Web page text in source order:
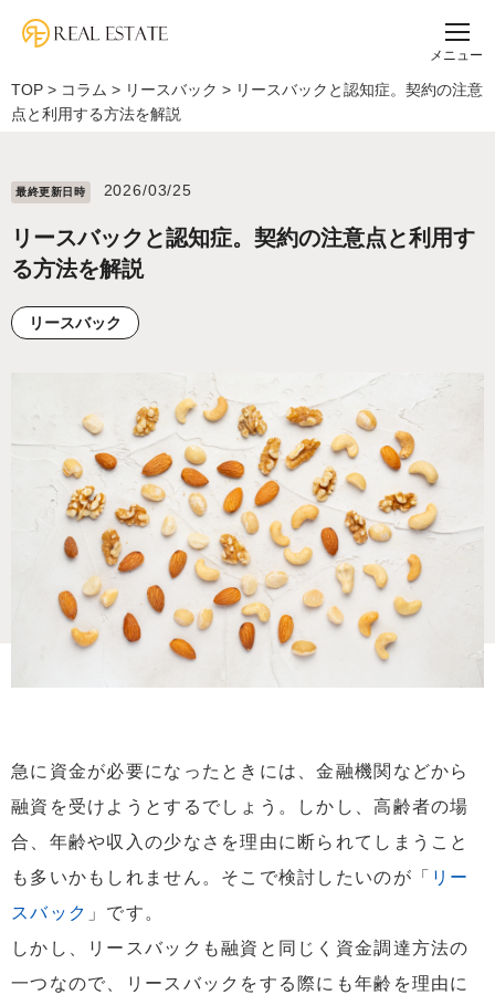
メニュー
TOP > コラム > リースバック > リースバックと認知症。契約の注意
点と利用する方法を解説
最終更新⽇時 2026/03/25
リースバックと認知症。契約の注意点と利用す
る方法を解説
リースバック
急に資金が必要になったときには、金融機関などから
融資を受けようとするでしょう。しかし、高齢者の場
合、年齢や収入の少なさを理由に断られてしまうこと
も多いかもしれません。そこで検討したいのが「 リー
スバック 」です。
しかし、リースバックも融資と同じく資金調達方法の
一つなので、リースバックをする際にも年齢を理由に